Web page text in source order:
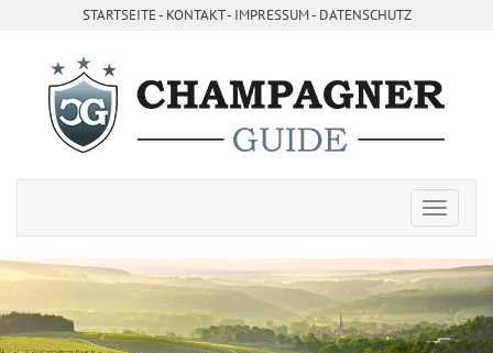
STARTSEITE- ­ KONTAKT- ­ IMPRESSUM- DATENSCHUTZ